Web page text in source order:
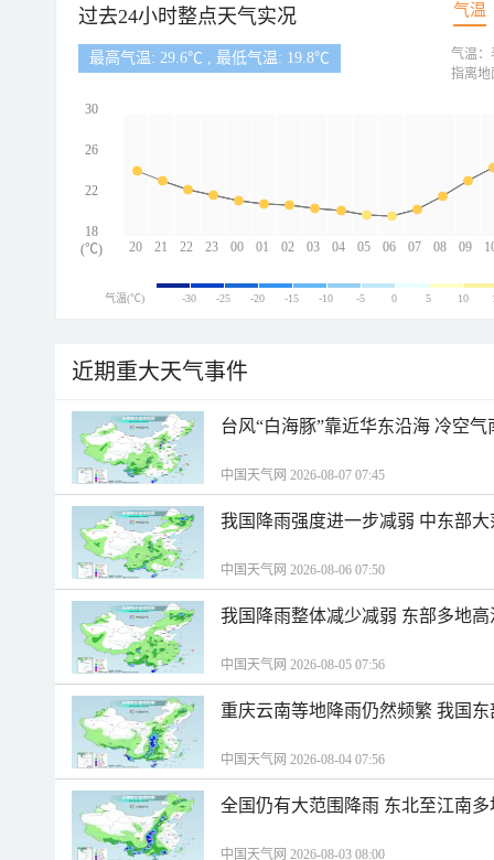
过去24小时整点天气实况 气温
最高气温: 29.6℃ , 最低气温: 19.8℃
20 21 22 23 00 01 02 03 04 05 06 07 08 09
30
26
22
18
(℃)
气温：
指离地
气温(℃) -30 -25 -20 -15 -10 -5 0 5 10
近期重大天气事件
台风“白海豚”靠近华东沿海 冷空
中国天气网 2026-08-07 07:45
我国降雨强度进一步减弱 中东部
中国天气网 2026-08-06 07:50
我国降雨整体减少减弱 东部多地
中国天气网 2026-08-05 07:56
重庆云南等地降雨仍然频繁 我国
中国天气网 2026-08-04 07:56
全国仍有大范围降雨 东北至江南
中国天气网 2026-08-03 08:00